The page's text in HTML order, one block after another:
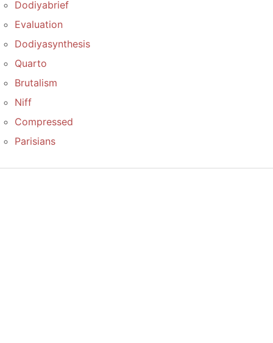
Dodiyabrief
Evaluation
Dodiyasynthesis
Quarto
Brutalism
Niff
Compressed
Parisians